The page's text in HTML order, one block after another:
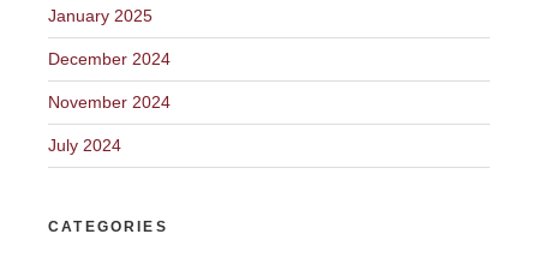
January 2025
December 2024
November 2024
July 2024
CATEGORIES